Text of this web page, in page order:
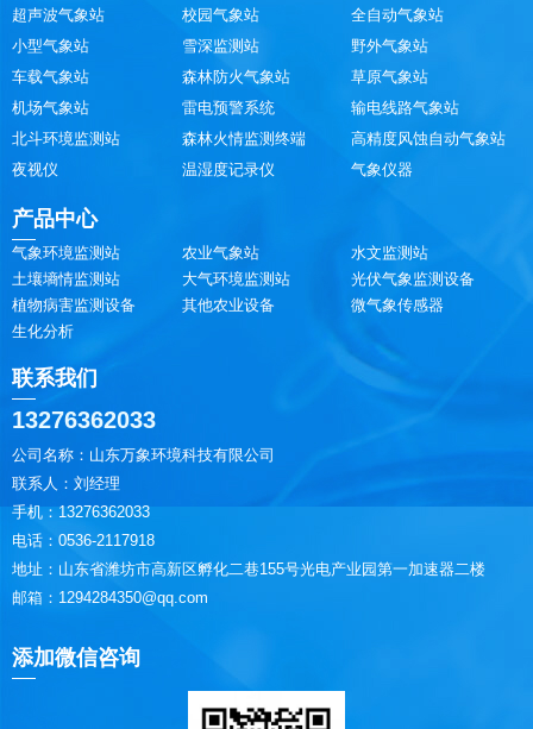
超声波气象站
校园气象站
全自动气象站
小型气象站
雪深监测站
野外气象站
车载气象站
森林防火气象站
草原气象站
机场气象站
雷电预警系统
输电线路气象站
北斗环境监测站
森林火情监测终端
高精度风蚀自动气象站
夜视仪
温湿度记录仪 气象仪器
产品中心
气象环境监测站 农业气象站
水文监测站
土壤墒情监测站
大气环境监测站
光伏气象监测设备
植物病害监测设备
其他农业设备
微气象传感器
生化分析
联系我们
13276362033
公司名称：山东万象环境科技有限公司
联系人：刘经理
手机：13276362033
电话：0536-2117918
地址：山东省潍坊市高新区孵化二巷155号光电产业园第一加速器二楼
邮箱：1294284350@qq.com
添加微信咨询